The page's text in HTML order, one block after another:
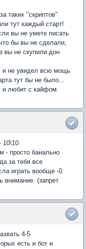
таких "скриптов"
тут каждый старт!
вы не умете писать
бы вы не сделали,
вы не скупили дон
и не увидел всю мощь
тут бы не было...
и любит с кайфом
10\10
- просто банально
за тебя все
играть вообще -0.
внимание. (запрет
4-5
есть и бот и